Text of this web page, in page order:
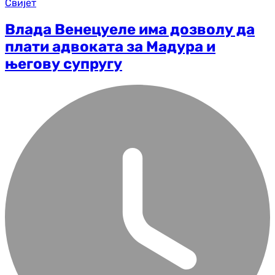
Свијет
Влада Венецуеле има дозволу да
плати адвоката за Мадура и
његову супругу